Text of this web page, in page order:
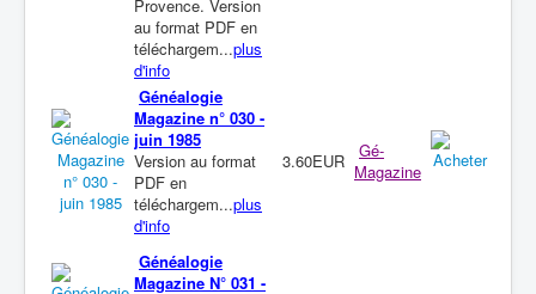
Provence. Version
au format PDF en
téléchargem...plus
d'info
Généalogie
Magazine n° 030 -
juin 1985
Version au format
PDF en
téléchargem...plus
d'info
3.60EUR
Gé-
Magazine
Généalogie
Magazine N° 031 -